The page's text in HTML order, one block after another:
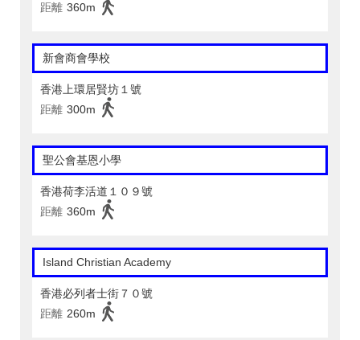
距離 360m
新會商會學校
香港上環居賢坊１號
距離 300m
聖公會基恩小學
香港荷李活道１０９號
距離 360m
Island Christian Academy
香港必列者士街７０號
距離 260m